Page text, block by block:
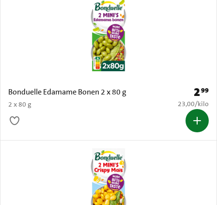
Bonduelle Edamame Bonen 2 x 80 g
2 x 80 g
Prijs:
299
€ 23,00 per
23,00/kilo